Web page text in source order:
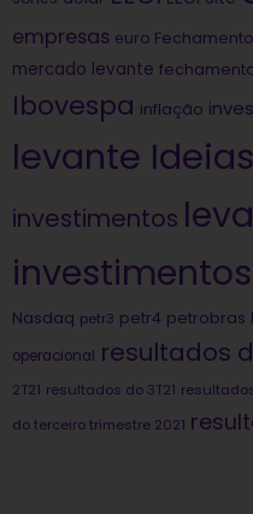
empresas euro
mercado levante
Ibovespa inflação
levante Ideias
investimentos
investimentos
Nasdaq petr3 petr4 petrobras
operacional resultados
2T21 resultados do 3T21
do terceiro trimestre 2021